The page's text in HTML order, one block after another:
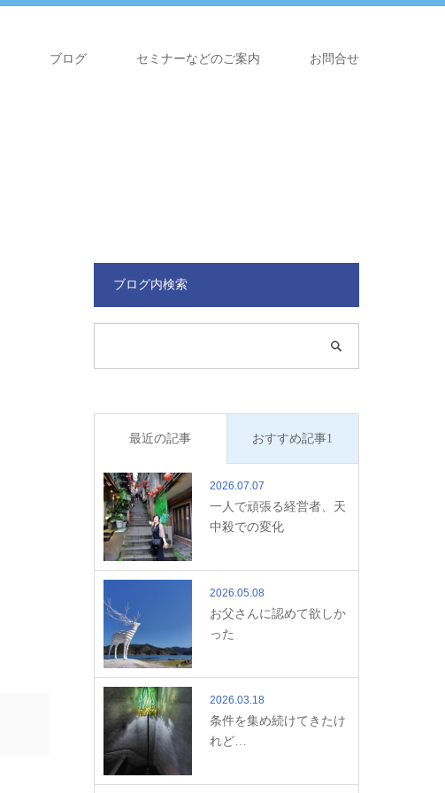
ブログ セミナーなどのご案内 お問合せ
ブログ内検索
最近の記事 おすすめ記事1
2026.07.07
一人で頑張る経営者、天
中殺での変化
2026.05.08
お父さんに認めて欲しか
った
2026.03.18
条件を集め続けてきたけ
れど…